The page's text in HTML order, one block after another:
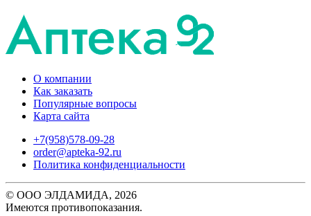
О компании
Как заказать
Популярные вопросы
Карта сайта
+7(958)578-09-28
order@apteka-92.ru
Политика конфиденциальности
© ООО ЭЛДАМИДА, 2026
Имеются противопоказания.